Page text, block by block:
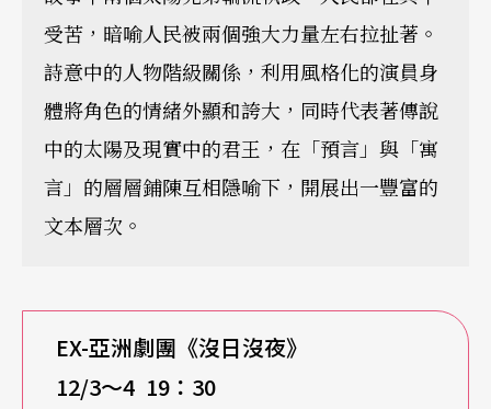
受苦，暗喻人民被兩個強大力量左右拉扯著。
詩意中的人物階級關係，利用風格化的演員身
體將角色的情緒外顯和誇大，同時代表著傳說
中的太陽及現實中的君王，在「預言」與「寓
言」的層層鋪陳互相隱喻下，開展出一豐富的
文本層次。
EX-亞洲劇團《沒日沒夜》
12/3～4 19 ：30